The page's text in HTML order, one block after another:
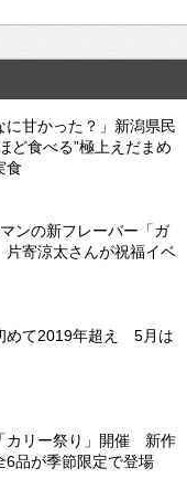
に甘かった？」新潟県民
ど食べる”極上えだまめ
食
ンの新フレーバー「ガ
寄涼太さんが祝福イベ
めて2019年超え 5月は
カリー祭り」開催 新作
6品が季節限定で登場